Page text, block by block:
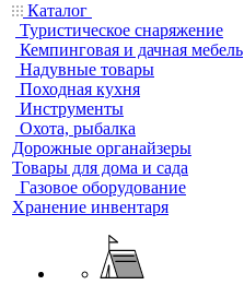
Каталог
Туристическое снаряжение
Кемпинговая и дачная мебель
Надувные товары
Походная кухня
Инструменты
Охота, рыбалка
Дорожные органайзеры
Товары для дома и сада
Газовое оборудование
Хранение инвентаря